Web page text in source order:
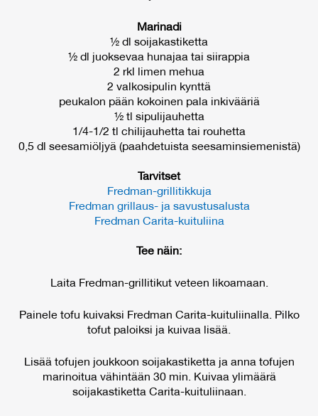
Marinadi
½ dl soijakastiketta
½ dl juoksevaa hunajaa tai siirappia
2 rkl limen mehua
2 valkosipulin kynttä
peukalon pään kokoinen pala inkivääriä
½ tl sipulijauhetta
1/4-1/2 tl chilijauhetta tai rouhetta
0,5 dl seesamiöljyä (paahdetuista seesaminsiemenistä)
Tarvitset
Fredman-grillitikkuja
Fredman grillaus- ja savustusalusta
Fredman Carita-kuituliina
Tee näin:
Laita Fredman-grillitikut veteen likoamaan.
Painele tofu kuivaksi Fredman Carita-kuituliinalla. Pilko
tofut paloiksi ja kuivaa lisää.
Lisää tofujen joukkoon soijakastiketta ja anna tofujen
marinoitua vähintään 30 min. Kuivaa ylimäärä
soijakastiketta Carita-kuituliinaan.